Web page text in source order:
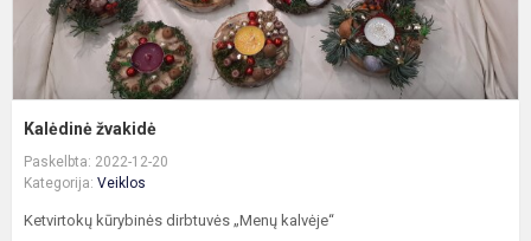
Kalėdinė žvakidė
Paskelbta: 2022-12-20
Kategorija: Veiklos
Ketvirtokų kūrybinės dirbtuvės „Menų kalvėje“